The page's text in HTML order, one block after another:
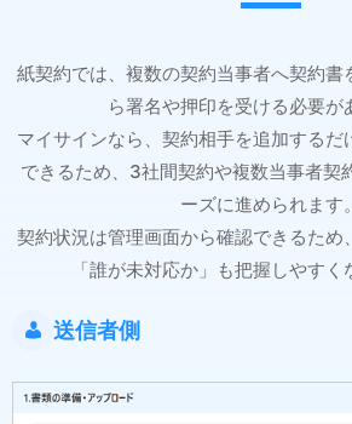
紙契約では、複数の契約当事者へ契約書
ら署名や押印を受ける必要が
マイサインなら、契約相手を追加するだ
できるため、3社間契約や複数当事者契
ーズに進められます。
契約状況は管理画面から確認できるため
「誰が未対応か」も把握しやすく
送信者側